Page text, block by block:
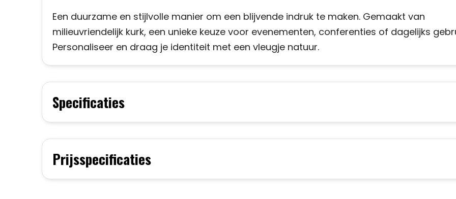
Een duurzame en stijlvolle manier om een blijvende indruk te maken. Gemaakt van
milieuvriendelijk kurk, een unieke keuze voor evenementen, conferenties of dagelijks
Personaliseer en draag je identiteit met een vleugje natuur.
Specificaties
Prijsspecificaties